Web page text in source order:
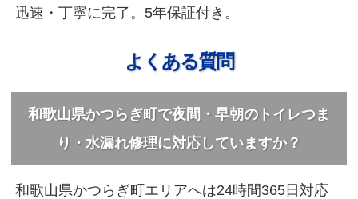
迅速・丁寧に完了。5年保証付き。
よくある質問
和歌山県かつらぎ町で夜間・早朝のトイレつま
り・水漏れ修理に対応していますか？
和歌山県かつらぎ町エリアへは24時間365日対応